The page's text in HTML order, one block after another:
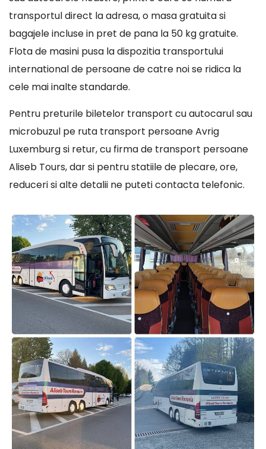
transportul direct la adresa, o masa gratuita si
bagajele incluse in pret de pana la 50 kg gratuite.
Flota de masini pusa la dispozitia transportului
international de persoane de catre noi se ridica la
cele mai inalte standarde.
Pentru preturile biletelor transport cu autocarul sau
microbuzul pe ruta transport persoane Avrig
Luxemburg si retur, cu firma de transport persoane
Aliseb Tours, dar si pentru statiile de plecare, ore,
reduceri si alte detalii ne puteti contacta telefonic.